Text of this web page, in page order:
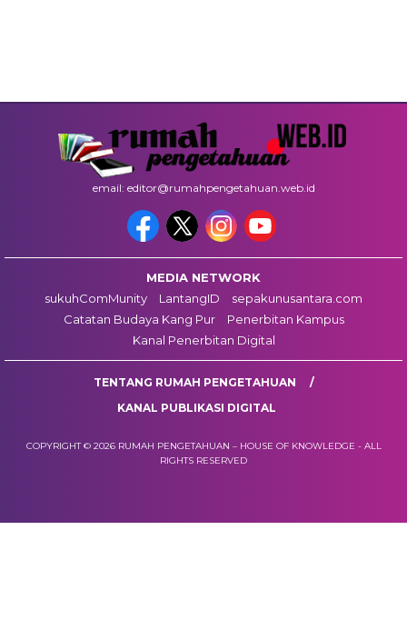
email: editor@rumahpengetahuan.web.id
MEDIA NETWORK
sukuhComMunity
LantangID
sepakunusantara.com
Catatan Budaya Kang Pur
Penerbitan Kampus
Kanal Penerbitan Digital
TENTANG RUMAH PENGETAHUAN
KANAL PUBLIKASI DIGITAL
COPYRIGHT © 2026 RUMAH PENGETAHUAN – HOUSE OF KNOWLEDGE - ALL
RIGHTS RESERVED